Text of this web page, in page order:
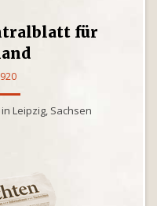
für
Leipzig, Sachsen